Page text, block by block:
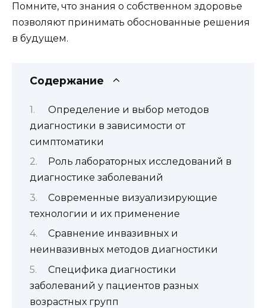
Помните, что знания о собственном здоровье
позволяют принимать обоснованные решения
в будущем.
Содержание
Определение и выбор методов
диагностики в зависимости от
симптоматики
Роль лабораторных исследований в
диагностике заболеваний
Современные визуализирующие
технологии и их применение
Сравнение инвазивных и
неинвазивных методов диагностики
Специфика диагностики
заболеваний у пациентов разных
возрастных групп